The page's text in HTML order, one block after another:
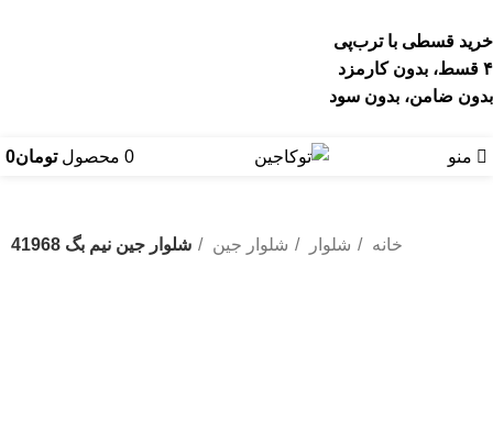
خرید قسطی با ترب‌پی
۴ قسط، بدون کارمزد
بدون ضامن، بدون سود
منو 0 محصول تومان0
خانه شلوار شلوار جین شلوار جین نیم بگ 41968